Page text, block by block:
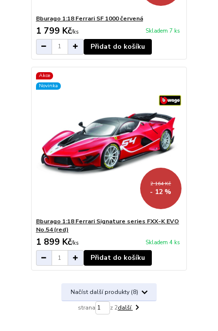
Bburago 1:18 Ferrari SF 1000 červená
1 799 Kč/ks Skladem 7 ks
Přidat do košíku
Akce
Novinka
2 164 Kč
- 12 %
Bburago 1:18 Ferrari Signature series FXX-K EVO
No.54 (red)
1 899 Kč/ks Skladem 4 ks
Přidat do košíku
Načíst další produkty (8)
strana z 2další